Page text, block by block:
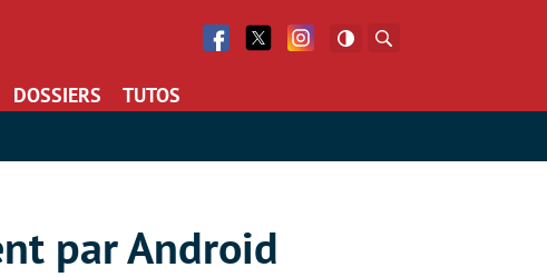
Facebook
Twitter Facebook
DOSSIERS TUTOS
par Android